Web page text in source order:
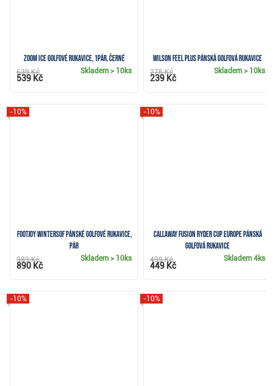
Zoom ICE golfové rukavice, 1pár, černé
Skladem> 10ks
639 Kč
539 Kč
Wilson Feel Plus pánská golfová rukavice
Skladem> 10ks
275 Kč
239 Kč
FootJoy WinterSof pánské golfové rukavice,
pár
-10%
Skladem> 10ks
989 Kč
890 Kč
Callaway Fusion Ryder Cup Europe pánská
golfová rukavice
-10%
Skladem4ks
499 Kč
449 Kč
-10% -10%